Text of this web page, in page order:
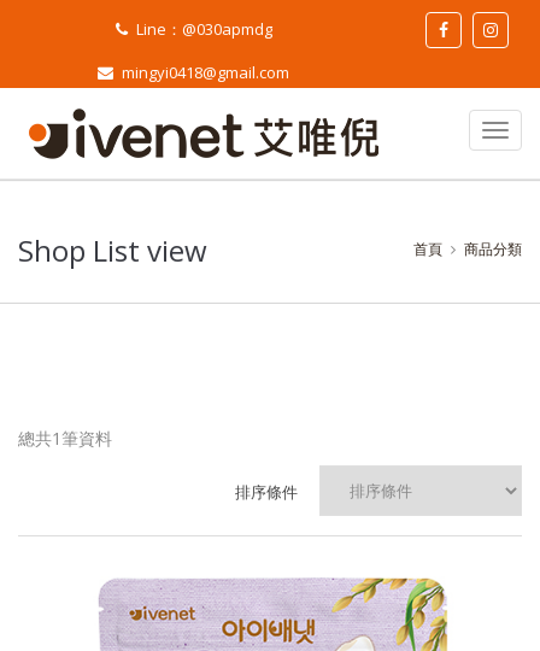
Line：@030apmdg
mingyi0418@gmail.com
Shop List view 首頁 商品分類
總共1筆資料
排序條件